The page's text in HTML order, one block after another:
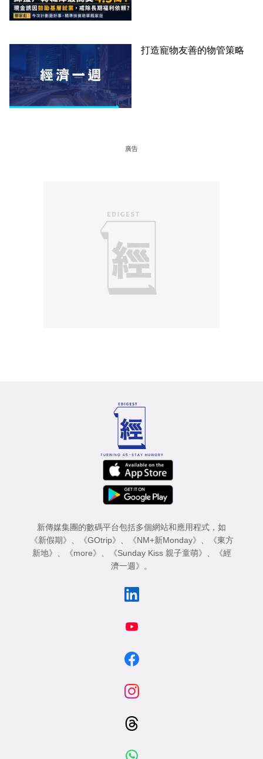
打造寵物友善的物管策略
廣告
新傳媒集團的數碼平台包括多個網站和應用程式，如
《新假期》
《GOtrip》 《NM+新Monday》
《東方
新地》
《more》 《Sunday Kiss 親子童萌》
《經
濟一週》
。